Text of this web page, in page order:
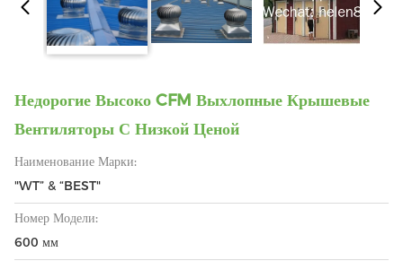
Недорогие Высоко CFM Выхлопные Крышевые
Вентиляторы С Низкой Ценой
Наименование Марки:
"WT” & “BEST"
Номер Модели:
600 мм